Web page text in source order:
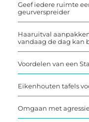
Geef iedere ruimte
geurverspreider
Haaruitval
vandaag de dag kan
Voordelen van een
Eikenhouten tafels
Omgaan met